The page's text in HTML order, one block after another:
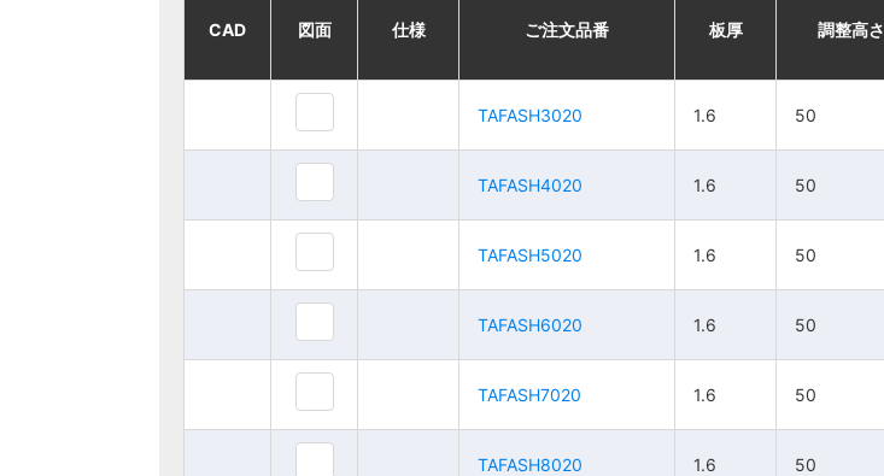
CAD 図面 板厚 調整高さ
TAFASH3020 1.6 TAFAS3020
TAFASH4020 1.6 TAFAS4020
TAFASH5020 1.6 TAFAS5020
TAFASH6020 1.6 TAFAS6020
TAFASH7020 1.6 TAFAS7020
TAFASH8020 1.6 TAFAS8020
CAD 図面 仕様 ご注文品番 板厚 調整高さ
TAFASH3020 1.6 50
TAFASH4020 1.6 50
TAFASH5020 1.6 50
TAFASH6020 1.6 50
TAFASH7020 1.6 50
TAFASH8020 1.6 50
CAD 図面 板厚 調整高さ
TAFASH3020 1.6 TAFAS3020
TAFASH4020 1.6 TAFAS4020
TAFASH5020 1.6 TAFAS5020
TAFASH6020 1.6 TAFAS6020
TAFASH7020 1.6 TAFAS7020
TAFASH8020 1.6 TAFAS8020
CAD 図面 仕様 ご注文品番 板厚 調整高さ
TAFASH3020 1.6 50
TAFASH4020 1.6 50
TAFASH5020 1.6 50
TAFASH6020 1.6 50
TAFASH7020 1.6 50
TAFASH8020 1.6 50